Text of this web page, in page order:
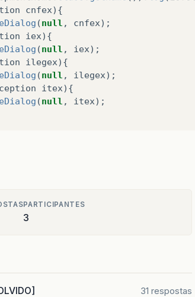
cnfex){
(null , cnfex);
iex){
(null , iex);
ilegex){
(null , ilegex);
itex){
(null , itex);
PARTICIPANTES
3
31 respostas